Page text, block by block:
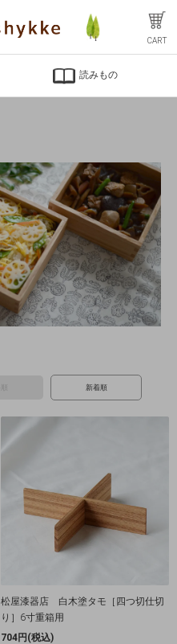
CART
読みもの
新着順
松屋漆器店 白木塗タモ［四つ切仕切
り］6寸重箱用
704円(税込)